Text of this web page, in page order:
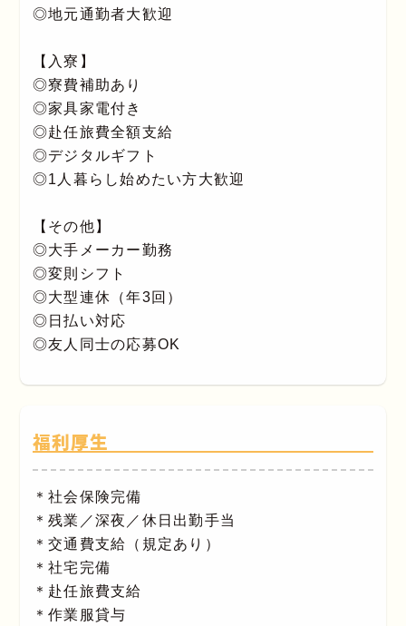
◎地元通勤者大歓迎
【入寮】
◎寮費補助あり
◎家具家電付き
◎赴任旅費全額支給
◎デジタルギフト
◎1人暮らし始めたい方大歓迎
【その他】
◎大手メーカー勤務
◎変則シフト
◎大型連休（年3回）
◎日払い対応
◎友人同士の応募OK
福利厚生
＊社会保険完備
＊残業／深夜／休日出勤手当
＊交通費支給（規定あり）
＊社宅完備
＊赴任旅費支給
＊作業服貸与